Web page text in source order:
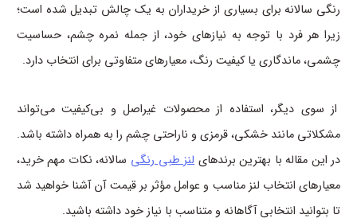
رنگی سالانه برای بسیاری از خریداران به یک چالش تبدیل شده است؛
زیرا هر فرد با توجه به نیازهای خود، از جمله نمره چشم، حساسیت
چشمی، ماندگاری یا کیفیت رنگ، معیارهای متفاوتی برای انتخاب دارد.
از سوی دیگر، استفاده از محصولات غیراصل و بی‌کیفیت می‌تواند
مشکلاتی مانند خشکی، قرمزی و ناراحتی چشم را به همراه داشته باشد.
در این مقاله با بهترین برندهای لنز طبی رنگی سالانه، نکات مهم خرید،
معیارهای انتخاب لنز مناسب و عوامل مؤثر بر قیمت آن آشنا خواهید شد
تا بتوانید انتخابی آگاهانه و متناسب با نیاز خود داشته باشید.